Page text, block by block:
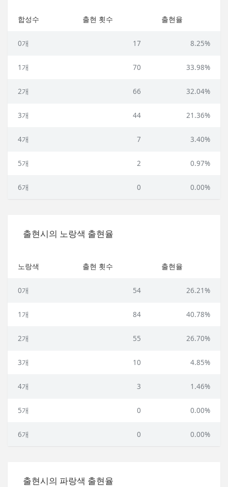
합성수 출현 횟수 출현율
0개 17 8.25%
1개 70 33.98%
2개 66 32.04%
3개 44 21.36%
4개 7 3.40%
5개 2 0.97%
6개 0 0.00%
출현시의 노랑색 출현율
노랑색 출현 횟수 출현율
0개 54 26.21%
1개 84 40.78%
2개 55 26.70%
3개 10 4.85%
4개 3 1.46%
5개 0 0.00%
6개 0 0.00%
출현시의 파랑색 출현율